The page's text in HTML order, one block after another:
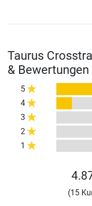
Taurus
& Bewertungen
5
4
3
2
1
(15